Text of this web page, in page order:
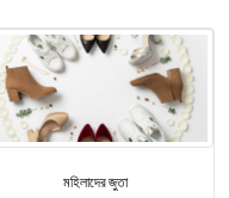
মহিলাদের জুতা